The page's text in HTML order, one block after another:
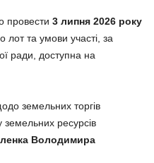
провести 3 липня 2026 року
лот та умови участі, за
ради, доступна на
земельних торгів
земельних ресурсів
Володимира